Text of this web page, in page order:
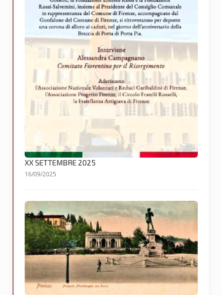
XX SETTEMBRE 2025
16/09/2025